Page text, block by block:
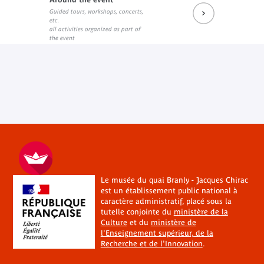
Guided tours, workshops, concerts,
etc.
all activities organized as part of
the event
Le musée du quai Branly - Jacques Chirac
est un établissement public national à
caractère administratif, placé sous la
tutelle conjointe du ministère de la
Cultureet du ministère de
l'Enseignement supérieur, de la
Recherche et de l'Innovation.